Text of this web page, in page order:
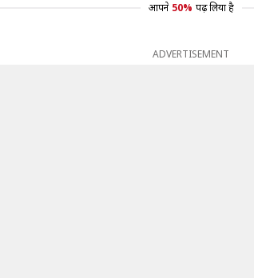
आपने 50% पढ़ लिया है
ADVERTISEMENT